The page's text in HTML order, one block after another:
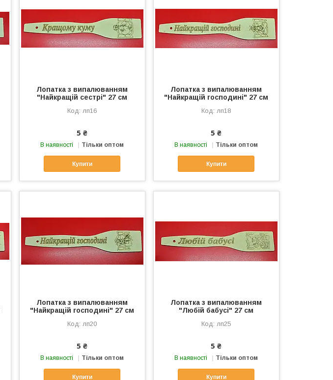
Лопатка з випалюванням
"Найкращій сестрі" 27 см
лп16
5 ₴
В наявності Тільки оптом
Купити
Лопатка з випалюванням
"Найкращій господині" 27 см
лп18
5 ₴
В наявності Тільки оптом
Купити
Лопатка з випалюванням
"Найкращій господині" 27 см
лп20
5 ₴
В наявності Тільки оптом
Купити
Лопатка з випалюванням
"Любій бабусі" 27 см
лп25
5 ₴
В наявності Тільки оптом
Купити